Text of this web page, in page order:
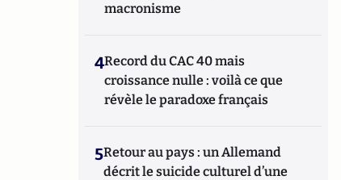
macronisme
4Record du CAC 40 mais
croissance nulle : voilà ce que
révèle le paradoxe français
5Retour au pays : un Allemand
décrit le suicide culturel d’une